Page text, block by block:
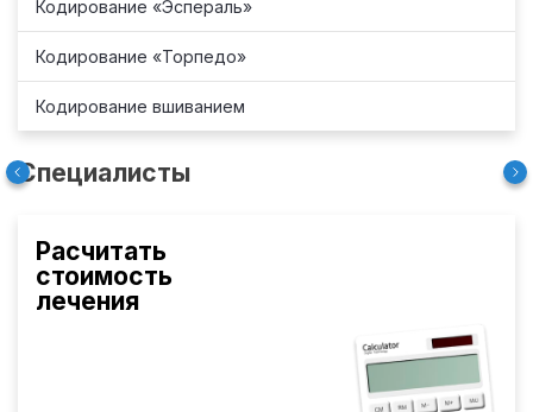
Кодирование «Эспераль»
Кодирование «Торпедо»
Кодирование вшиванием
Специалисты
Расчитать
стоимость
лечения